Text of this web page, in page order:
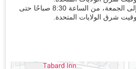
للزيارات: من الاثنين إلى الجمعة، من الساعة 8:30 صباحًا حتى
واشنطن، العاصمة